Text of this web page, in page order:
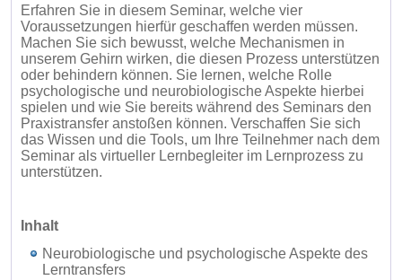
Erfahren Sie in diesem Seminar, welche vier
Voraussetzungen hierfür geschaffen werden müssen.
Machen Sie sich bewusst, welche Mechanismen in
unserem Gehirn wirken, die diesen Prozess unterstützen
oder behindern können. Sie lernen, welche Rolle
psychologische und neurobiologische Aspekte hierbei
spielen und wie Sie bereits während des Seminars den
Praxistransfer anstoßen können. Verschaffen Sie sich
das Wissen und die Tools, um Ihre Teilnehmer nach dem
Seminar als virtueller Lernbegleiter im Lernprozess zu
unterstützen.
Inhalt
Neurobiologische und psychologische Aspekte des
Lerntransfers